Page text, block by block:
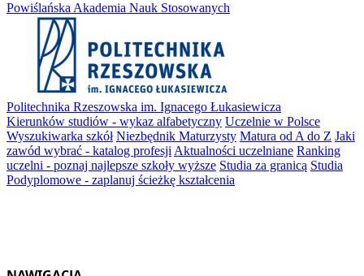
Powiślańska Akademia Nauk Stosowanych
Politechnika Rzeszowska im. Ignacego Łukasiewicza
Kierunków studiów - wykaz alfabetyczny Uczelnie w Polsce
Wyszukiwarka szkół Niezbędnik Maturzysty Matura od A do Z Jaki
zawód wybrać - katalog profesji Aktualności uczelniane Ranking
uczelni - poznaj najlepsze szkoły wyższe Studia za granicą Studia
Podyplomowe - zaplanuj ścieżkę kształcenia